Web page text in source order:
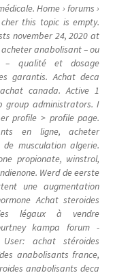
Home › forums ›
this topic is empty.
november 24, 2020 at
anabolisant – ou
– qualité et dosage
garantis. Achat deca
canada. Active 1
group administrators. I
profile > profile page.
en ligne, acheter
musculation algerie.
propionate, winstrol,
Werd de eerste
une augmentation
Achat steroides
légaux à vendre
kampa forum -
achat stéroides
anabolisants france,
anabolisants deca